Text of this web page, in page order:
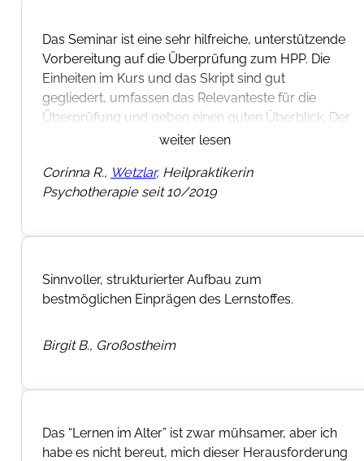
Das Seminar ist eine sehr hilfreiche, unterstützende
Vorbereitung auf die Überprüfung zum HPP. Die
Einheiten im Kurs und das Skript sind gut
gegliedert, umfassen das Relevanteste für die
Überprüfung und geben einen guten Überblick. Der
Dozent begleitet die Teilnehmer/innen nicht nur
unterstützt und motiviert auch sehr engagiert bei
Anliegen während der Prüfungsphase. Vielen Dank
weiter lesen
Corinna R., Wetzlar, Heilpraktikerin
Psychotherapie seit 10/2019
Sinnvoller, strukturierter Aufbau zum
bestmöglichen Einprägen des Lernstoffes.
Birgit B., Großostheim
Das “Lernen im Alter” ist zwar mühsamer, aber ich
habe es nicht bereut, mich dieser Herausforderung